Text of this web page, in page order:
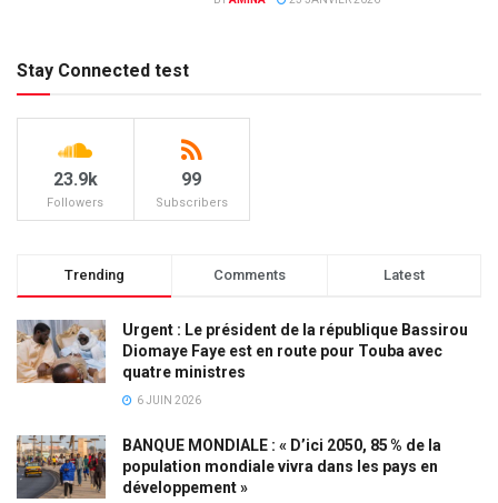
Stay Connected test
23.9k
Followers
99
Subscribers
Trending Comments Latest
Urgent : Le président de la république Bassirou
Diomaye Faye est en route pour Touba avec
quatre ministres
6 JUIN 2026
BANQUE MONDIALE : « D’ici 2050, 85 % de la
population mondiale vivra dans les pays en
développement »